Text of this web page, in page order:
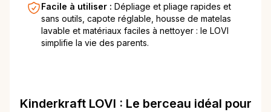
Facile à utiliser : Dépliage et pliage rapides et
sans outils, capote réglable, housse de matelas
lavable et matériaux faciles à nettoyer : le LOVI
simplifie la vie des parents.
Kinderkraft LOVI : Le berceau idéal pour